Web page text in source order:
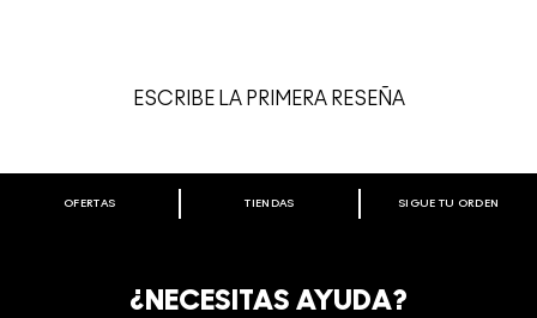
ESCRIBE LA PRIMERA RESEÑA
BIENVENIDO A M·A·C COSMETICS
REGÍSTRATE AHORA PARA RECIBIR INFORMACIÓN
OFERTAS TIENDAS SIGUE TU ORDEN
¿NECESITAS AYUDA?